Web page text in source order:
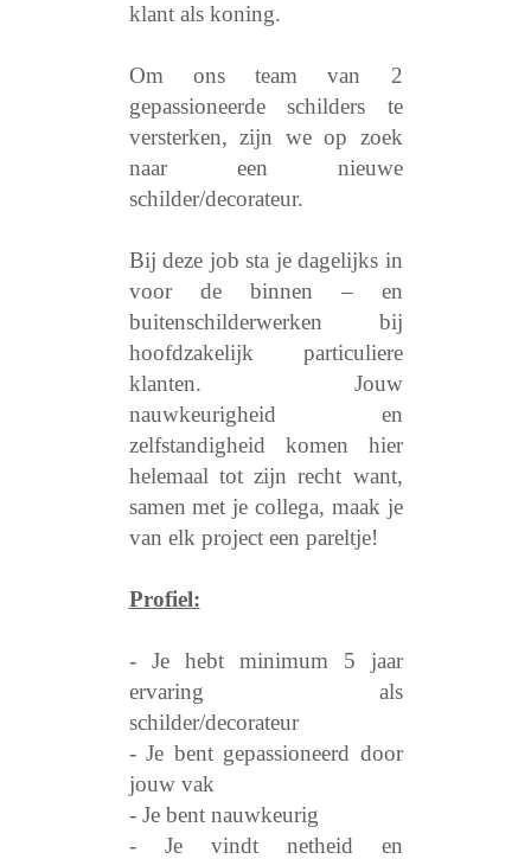
klant als koning.
Om ons team van 2
gepassioneerde schilders te
versterken, zijn we op zoek
naar een nieuwe
schilder/decorateur.
Bij deze job sta je dagelijks in
voor de binnen – en
buitenschilderwerken bij
hoofdzakelijk particuliere
klanten. Jouw
nauwkeurigheid en
zelfstandigheid komen hier
helemaal tot zijn recht want,
samen met je collega, maak je
van elk project een pareltje!
Profiel:
- Je hebt minimum 5 jaar
ervaring als
schilder/decorateur
- Je bent gepassioneerd door
jouw vak
- Je bent nauwkeurig
- Je vindt netheid en